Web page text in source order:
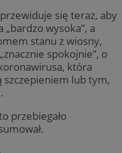
się teraz, aby
„bardzo wysoka”, a
stanu z wiosny,
spokojnie”, o
która
szczepieniem lub tym,
przebiegało